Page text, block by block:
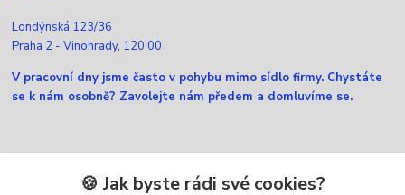
Londýnská 123/36
Praha 2 - Vinohrady, 120 00
V pracovní dny jsme často v pohybu mimo sídlo firmy. Chystáte
se k nám osobně? Zavolejte nám předem a domluvíme se.
Kontakty🍪 Jak byste rádi své cookies?